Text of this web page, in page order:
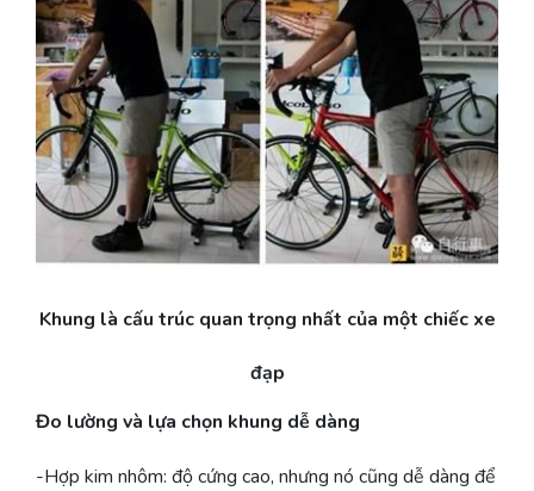
Khung là cấu trúc quan trọng nhất của một chiếc xe
đạp
Đo lường và lựa chọn khung dễ dàng
-Hợp kim nhôm: độ cứng cao, nhưng nó cũng dễ dàng để